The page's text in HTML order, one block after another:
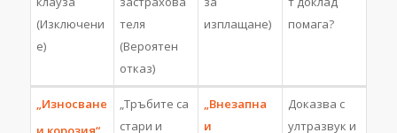
(Изключени
е)
теля
(Вероятен
отказ)
изплащане)
помага?
„Износване
„Тръбите са
стари и
„Внезапна
и
Доказва с
ултразвук и